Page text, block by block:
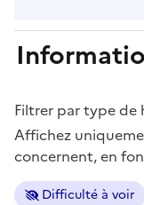
Filtrer par type de
Affichez
concernent, en
Difficulté à voir